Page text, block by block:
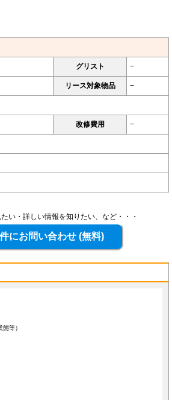
グリスト −
リース対象物品 −
改修費用 −
い・詳しい情報を知りたい、など・・・
等）